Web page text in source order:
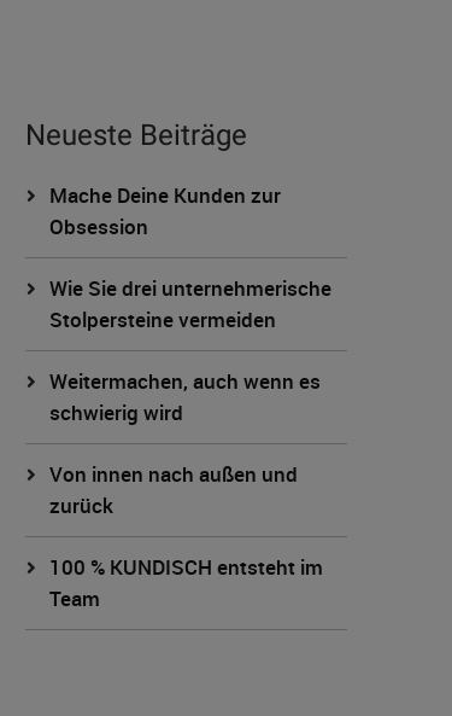
Neueste Beiträge
Mache Deine Kunden zur
Obsession
Wie Sie drei unternehmerische
Stolpersteine vermeiden
Weitermachen, auch wenn es
schwierig wird
Von innen nach außen und
zurück
100 % KUNDISCH entsteht im
Team